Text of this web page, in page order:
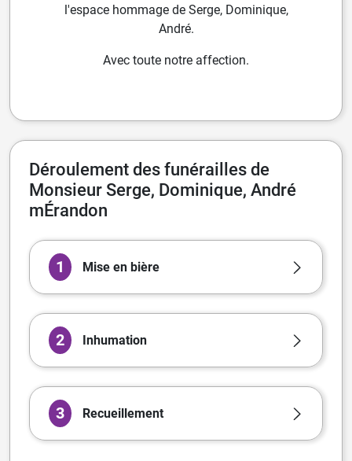
l'espace hommage de Serge, Dominique,
André.
Avec toute notre affection.
Déroulement des funérailles de
Monsieur Serge, Dominique, André
mÉrandon
1 Mise en bière
2 Inhumation
3 Recueillement